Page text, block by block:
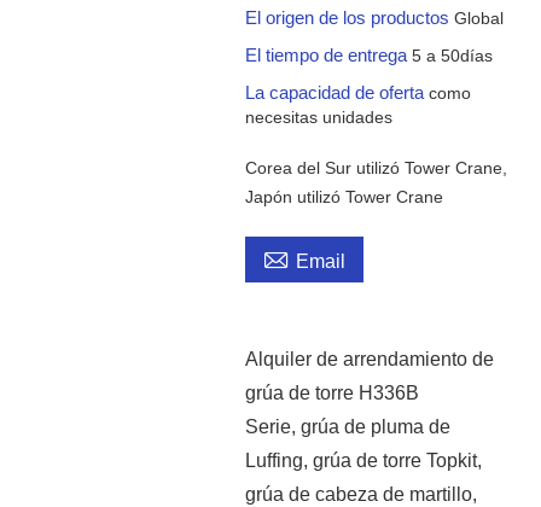
El origen de los productos Global
El tiempo de entrega5 a 50días
La capacidad de ofertacomo
necesitas unidades
Corea del Sur utilizó Tower Crane,
Japón utilizó Tower Crane
 Email
Alquiler de arrendamiento de
grúa de torre H336B
Serie, grúa de pluma de
Luffing, grúa de torre Topkit,
grúa de cabeza de martillo,